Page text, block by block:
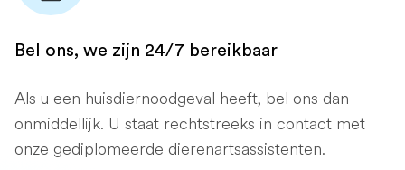
Bel ons, we zijn 24/7 bereikbaar
Als u een huisdiernoodgeval heeft, bel ons dan
onmiddellijk. U staat rechtstreeks in contact met
onze gediplomeerde dierenartsassistenten.